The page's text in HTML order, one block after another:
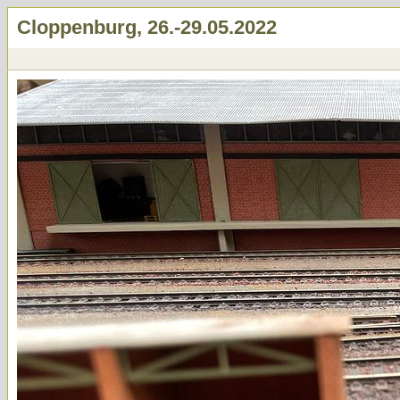
Cloppenburg, 26.-29.05.2022